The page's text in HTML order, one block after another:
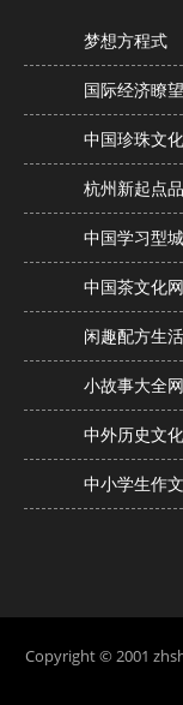
梦想方程式
国际经济瞭望
中国珍珠文
杭州新起点
中国学习型
中国茶文化
闲趣配方生
小故事大全
中外历史文
中小学生作
Copyright © 2001